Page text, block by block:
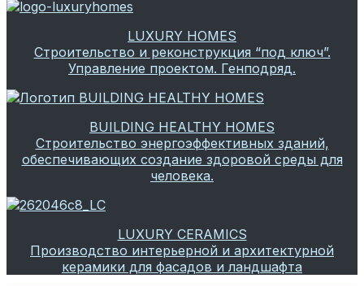
LUXURY HOMES
Строительство и реконструкция “под ключ”.
Управление проектом. Генподряд.
BUILDING HEALTHY HOMES
Строительство энергоэффективных зданий,
обеспечивающих создание здоровой среды для
человека.
LUXURY CERAMICS
Производство интерьерной и архитектурной
керамики для фасадов и ландшафта